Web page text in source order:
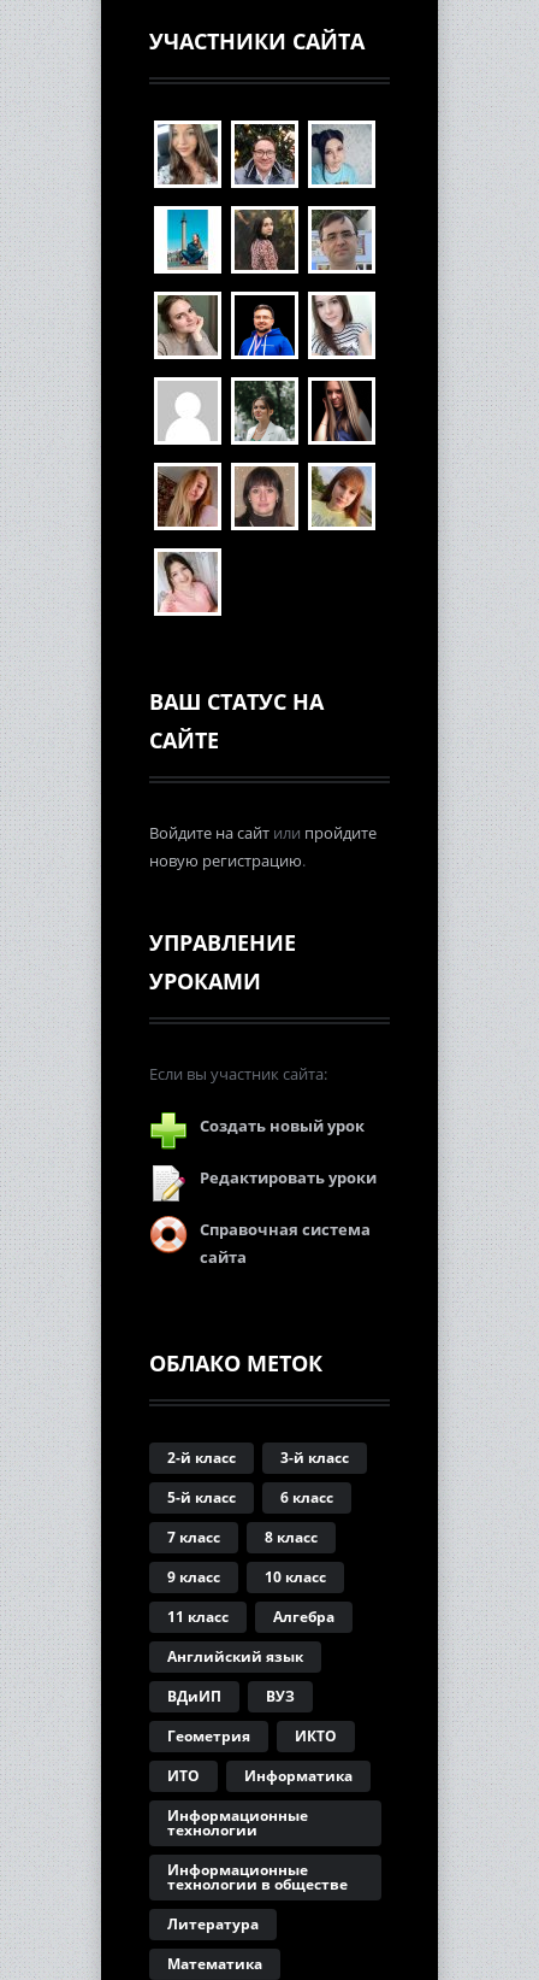
УЧАСТНИКИ САЙТА
ВАШ СТАТУС НА
САЙТЕ
Войдите на сайт или пройдите
новую регистрацию.
УПРАВЛЕНИЕ
УРОКАМИ
Если вы участник сайта:
Создать новый урок
Редактировать уроки
Справочная система
сайта
ОБЛАКО МЕТОК
2-й класс
3-й класс
5-й класс
6 класс
7 класс
8 класс
9 класс
10 класс
11 класс
Алгебра
Английский язык
ВДиИП
ВУЗ
Геометрия
ИКТО
ИТО
Информатика
Информационные
технологии
Информационные
технологии в обществе
Литература
Математика